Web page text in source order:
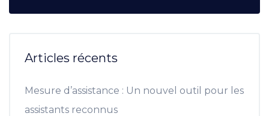
Articles récents
Mesure d’assistance : Un nouvel outil pour les
assistants reconnus